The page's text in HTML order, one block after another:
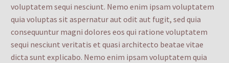
voluptatem sequi nesciunt. Nemo enim ipsam voluptatem
quia voluptas sit aspernatur aut odit aut fugit, sed quia
consequuntur magni dolores eos qui ratione voluptatem
sequi nesciunt veritatis et quasi architecto beatae vitae
dicta sunt explicabo. Nemo enim ipsam voluptatem quia